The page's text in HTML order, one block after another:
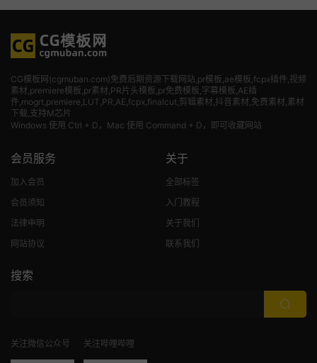
CG模板网(cgmuban.com)免费后期资源下载网站,pr模板,ae模板,fcpx插件,视频
素材 ,premiere模板,pr素材,PR片头模板,pr免费模板,字幕模板,AE插
件,mogrt,premiere,LUT,PR,AE,fcpx,finalcut,剪辑素材,抖音素材,免费素材,素材
下载,支持M芯片
Windows 使用 Ctrl + D，Mac 使用 Command + D，即可收藏网站
会员服务
加入会员
会员须知
法律申明
网站协议
关于
全部标签
入门教程
关于我们
联系我们
搜索
关注微信公众号 关注哔哩哔哩